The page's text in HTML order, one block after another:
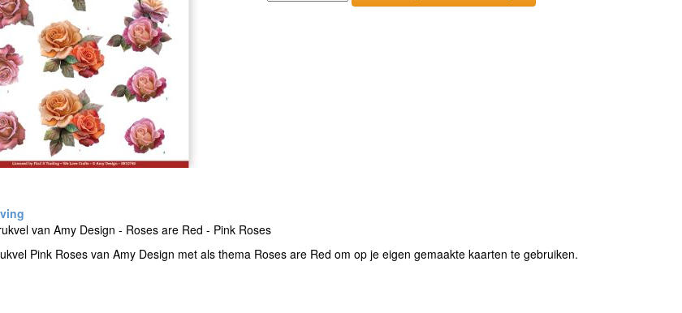
van Amy Design - Roses are Red - Pink Roses
Pink Roses van Amy Design met als thema Roses are Red om op je eigen gemaakte kaarten te gebruiken.